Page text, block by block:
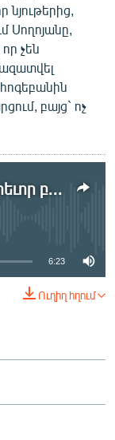
Սողոյանը,
չեն
բայց` ոչ
«Մարդը ինքն է իր ամենակարեւոր բժիշկը»
6:23
Ուղիղ հղում